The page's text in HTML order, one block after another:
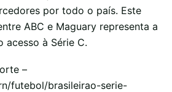
por todo o país. Este
ABC e Maguary representa a
acesso à Série C.
–
futebol/brasileirao-serie-